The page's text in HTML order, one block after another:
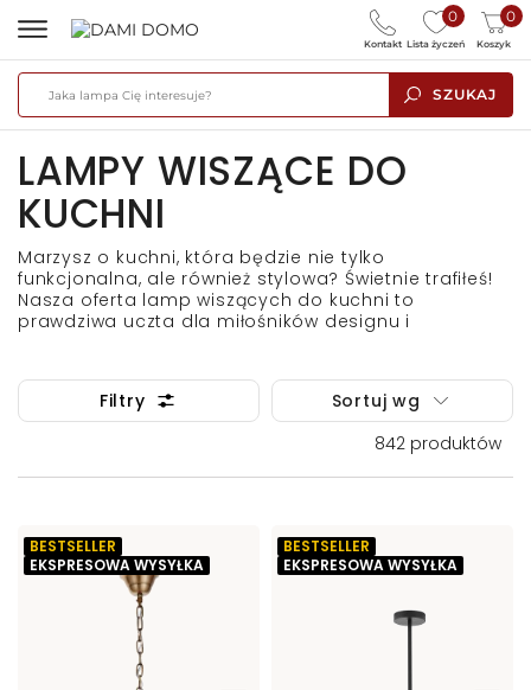
SZUKAJ
0
Lista życzeń
0
Koszyk
Kontakt
LAMPY WISZĄCE DO
KUCHNI
Marzysz o kuchni, która będzie nie tylko
funkcjonalna, ale również stylowa? Świetnie trafiłeś!
Nasza oferta lamp wiszących do kuchni to
prawdziwa uczta dla miłośników designu i
Filtry
Sortuj wg
842 produktów
BESTSELLER
EKSPRESOWA WYSYŁKA
BESTSELLER
EKSPRESOWA WYSYŁKA